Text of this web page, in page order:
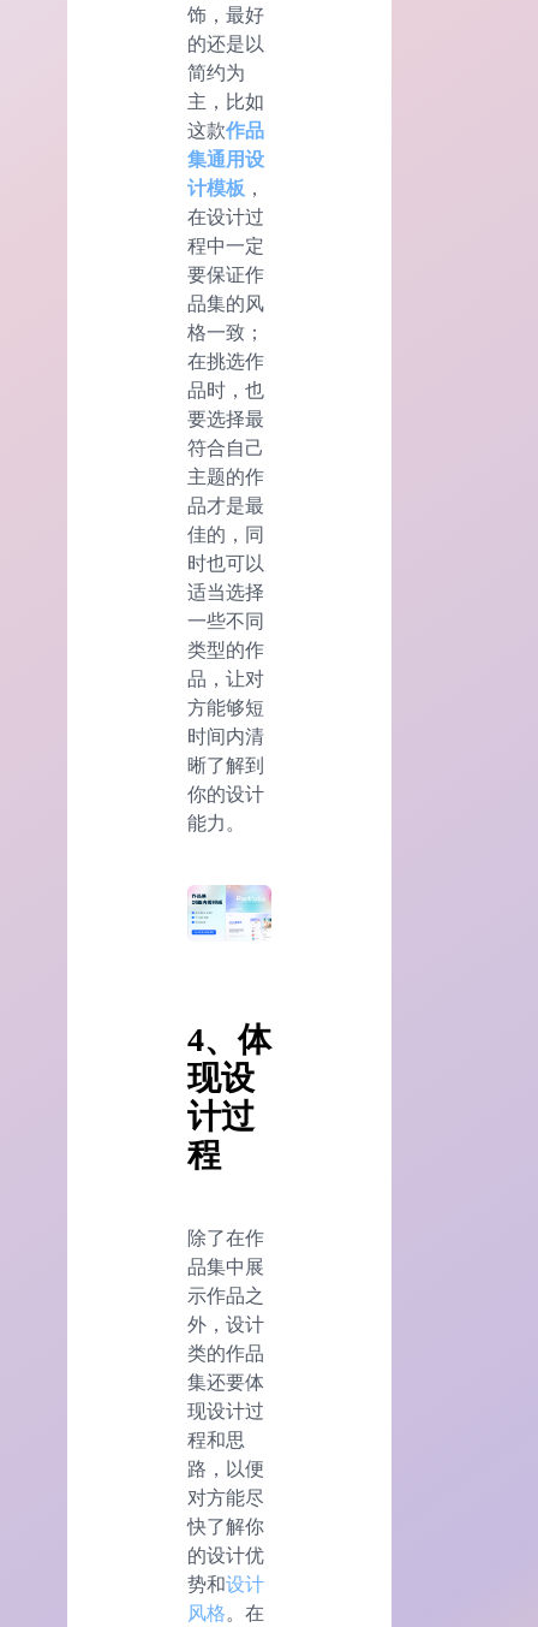
饰，最好
的还是以
简约为
主，比如
这款作品
集通用设
计模板 ，
在设计过
程中一定
要保证作
品集的风
格一致；
在挑选作
品时，也
要选择最
符合自己
主题的作
品才是最
佳的，同
时也可以
适当选择
一些不同
类型的作
品，让对
方能够短
时间内清
晰了解到
你的设计
能力。
4、体
现设
计过
程
除了在作
品集中展
示作品之
外，设计
类的作品
集还要体
现设计过
程和思
路，以便
对方能尽
快了解你
的设计优
势和设计
风格。在